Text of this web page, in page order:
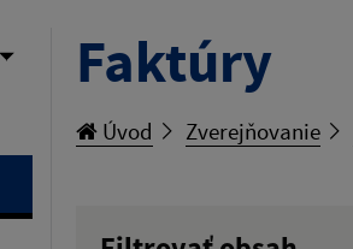
Faktúry
Úvod Zverejňovanie